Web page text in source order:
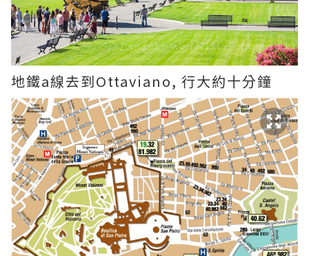
地鐵a線去到Ottaviano, 行大約十分鐘